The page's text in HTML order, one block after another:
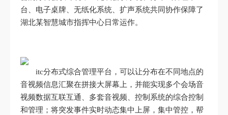
台、电子桌牌、无纸化系统、扩声系统共同协作保障了
湖北某智慧城市指挥中心日常运作。
itc分布式综合管理平台，可以让分布在不同地点的
音视频信息汇聚在拼接大屏幕上，并能实现多个会场音
视频数据互联互通、多套音视频、控制系统的综合控制
和管理；将突发事件实时动态集中上屏，集中管控，帮